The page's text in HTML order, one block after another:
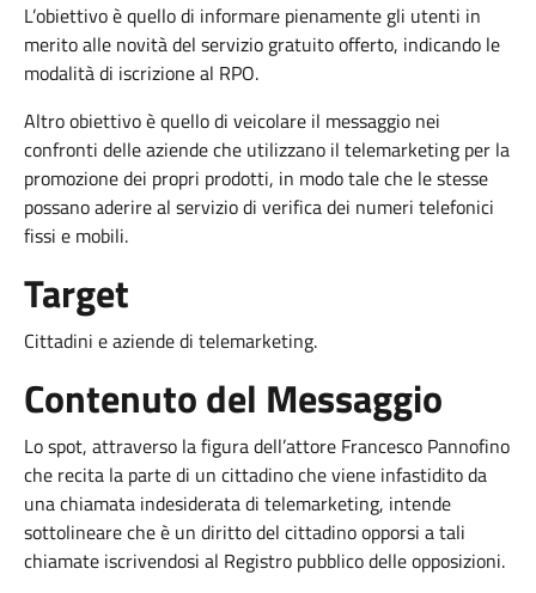
L’obiettivo è quello di informare pienamente gli utenti in
merito alle novità del servizio gratuito offerto, indicando le
modalità di iscrizione al RPO.
Altro obiettivo è quello di veicolare il messaggio nei
confronti delle aziende che utilizzano il telemarketing per la
promozione dei propri prodotti, in modo tale che le stesse
possano aderire al servizio di verifica dei numeri telefonici
fissi e mobili.
Target
Cittadini e aziende di telemarketing.
Contenuto del Messaggio
Lo spot, attraverso la figura dell’attore Francesco Pannofino
che recita la parte di un cittadino che viene infastidito da
una chiamata indesiderata di telemarketing, intende
sottolineare che è un diritto del cittadino opporsi a tali
chiamate iscrivendosi al Registro pubblico delle opposizioni.